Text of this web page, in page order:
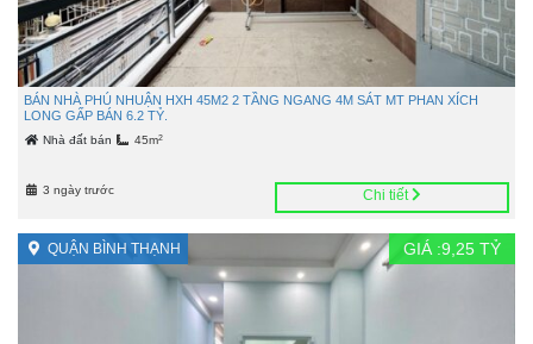
BÁN NHÀ PHÚ NHUẬN HXH 45M2 2 TẦNG NGANG 4M SÁT MT PHAN XÍCH
LONG GẤP BÁN 6.2 TỶ.
Nhà đất bán 45m2
3 ngày trước Chi tiết
QUẬN BÌNH THẠNH GIÁ :9,25 TỶ